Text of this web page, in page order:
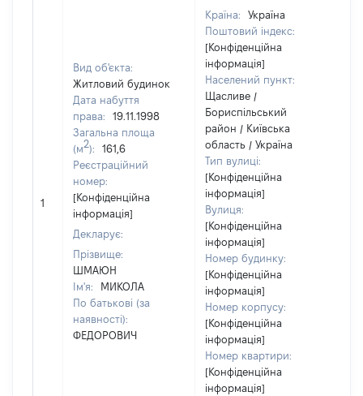
1
Вид об'єкта:
Житловий будинок
Дата набуття
права:
19.11.1998
Загальна площа
(м2):
161,6
Реєстраційний
номер:
[Конфіденційна
інформація]
Декларує:
Прізвище:
ШМАЮН
Ім'я:
МИКОЛА
По батькові (за
наявності):
ФЕДОРОВИЧ
Країна:
Україна
Поштовий індекс:
[Конфіденційна
інформація]
Населений пункт:
Щасливе /
Бориспільський
район / Київська
область / Україна
Тип вулиці:
[Конфіденційна
інформація]
Вулиця:
[Конфіденційна
інформація]
Номер будинку:
[Конфіденційна
інформація]
Номер корпусу:
[Конфіденційна
інформація]
Номер квартири:
[Конфіденційна
інформація]